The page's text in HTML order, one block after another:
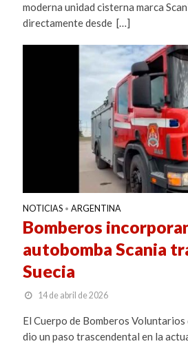
moderna unidad cisterna marca
directamente desde […]
NOTICIAS • ARGENTINA
Bomberos
autobomba Scania
Suecia
14 de abril de 2026
El Cuerpo de Bomberos Voluntarios
dio un paso trascendental en la